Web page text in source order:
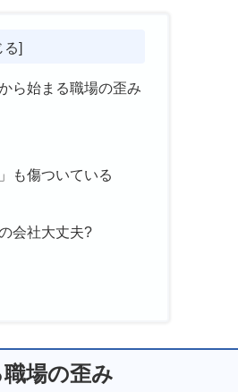
ら始まる職場の歪み
も傷ついている
会社大丈夫?
場の歪み